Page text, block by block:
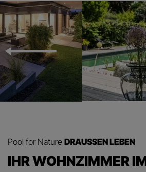
Pool for Nature DRAUSSEN LEBEN
IHR WOHNZIMMER